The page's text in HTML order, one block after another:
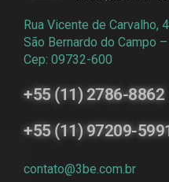
Rua Vicente de Carvalho,
São Bernardo do Campo
Cep: 09732-600
+55 (11) 2786-8862
+55 (11) 97209-
contato@3be.com.br